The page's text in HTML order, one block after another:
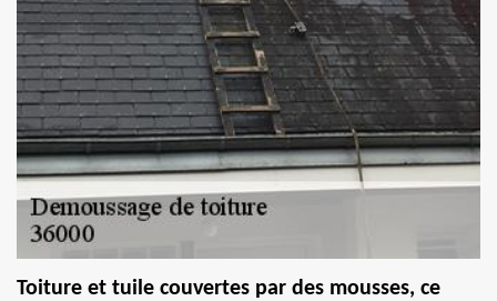
Toiture et tuile couvertes par des mousses, ce